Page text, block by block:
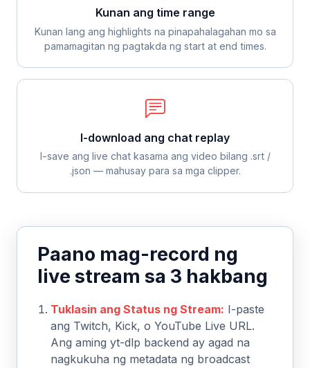
Kunan ang time range
Kunan lang ang highlights na pinapahalagahan mo sa
pamamagitan ng pagtakda ng start at end times.
I-download ang chat replay
I-save ang live chat kasama ang video bilang .srt /
.json — mahusay para sa mga clipper.
Paano mag-record ng
live stream sa 3 hakbang
Tuklasin ang Status ng Stream: I-paste
ang Twitch, Kick, o YouTube Live URL.
Ang aming yt-dlp backend ay agad na
nagkukuha ng metadata ng broadcast